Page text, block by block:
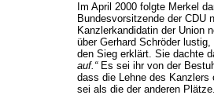
Im April 2000 folgte Merkel
Bundesvorsitzende der CDU
Kanzlerkandidatin der Union
über Gerhard Schröder
den Sieg erklärt. Sie dachte
auf.“Es sei ihr von der
dass die Lehne des Kanzlers
sei als die der anderen